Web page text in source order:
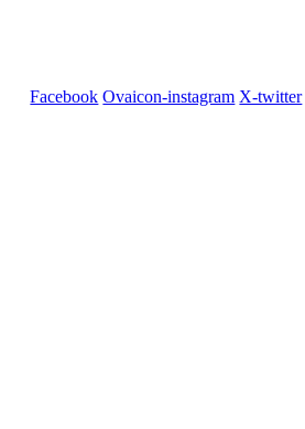
Facebook Ovaicon-instagram X-twitter